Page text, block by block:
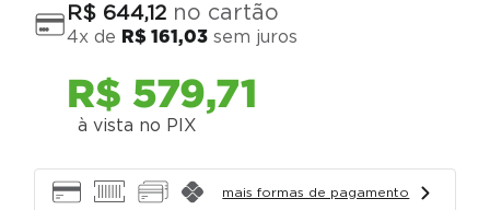
R$ 644,12 no cartão
4x de R$ 161,03 sem juros
R$ 579,71
à vista no PIX
mais formas de pagamento